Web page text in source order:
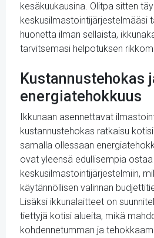
kesäkuukausina. Olitpa sitten
keskusilmastointijärjestelmääsi
huonetta ilman sellaista,
tarvitsemasi helpotuksen
Kustannustehokas
energiatehokkuus
Ikkunaan asennettavat
kustannustehokas ratkaisu
samalla ollessaan
ovat yleensä edullisempia
keskusilmastointijärjestelmiin,
käytännöllisen valinnan
Lisäksi ikkunalaitteet on
tiettyjä kotisi alueita, mikä
kohdennetumman ja